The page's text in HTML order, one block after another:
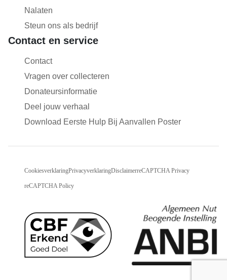
Nalaten
Steun ons als bedrijf
Contact en service
Contact
Vragen over collecteren
Donateursinformatie
Deel jouw verhaal
Download Eerste Hulp Bij Aanvallen Poster
CookiesverklaringPrivacyverklaringDisclaimerreCAPTCHA Privacy
reCAPTCHA Policy